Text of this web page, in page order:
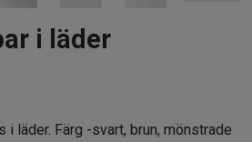
i läder
i läder. Färg -svart, brun, mönstrade